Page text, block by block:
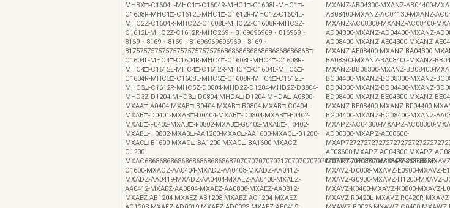
MHBX□-C1604L-MHC1□-C1604R-MHC1□-C1608L-MHC1□-
C1608R-MHC1□-C1612L-MHC1□-C1612R-MHC1Z-C1604L-
MHC2Z-C1604R-MHC2Z-C1608L-MHC2Z-C1608R-MHC2Z-
C1612L-MHC2Z-C1612R-MHC269・8169696969・816969・
8169・8169・8169・81696969696969・8169・
81757575757575757575757575686868686868686868686868□-
C1604L-MHC4□-C1604R-MHC4□-C1608L-MHC4□-C1608R-
MHC4□-C1612L-MHC4□-C1612R-MHC4□-C1604L-MHC5□-
C1604R-MHC5□-C1608L-MHC5□-C1608R-MHC5□-C1612L-
MHC5□-C1612R-MHC5Z-D0804-MHD2Z-D1204-MHD2Z-D0804-
MHD3Z-D1204-MHD3□-D0804-MHDA□-D1204-MHDA□-A0800-
MXAA□-A0404-MXAB□-B0404-MXAB□-B0804-MXAB□-C0404-
MXAB□-D0401-MXAB□-D0404-MXAB□-D0804-MXAB□-E0402-
MXAB□-F0402-MXAB□-F0802-MXAB□-G0402-MXAB□-H0402-
MXAB□-H0802-MXAB□-AA1200-MXAC□-AA1600-MXAC□-B1200-
MXAC□-B1600-MXAC□-BA1200-MXAC□-BA1600-MXACZ-
C1200-
MXAC686868686868686868686868707070707070717070707070707070707070707068686868686868Z-
C1600-MXACZ-AA0404-MXADZ-AA0408-MXADZ-AA0412-
MXADZ-AA0419-MXADZ-AA0404-MXAEZ-AA0408-MXAEZ-
AA0412-MXAEZ-AA0804-MXAEZ-AA0808-MXAEZ-AA0812-
MXAEZ-AB1204-MXAEZ-AB1208-MXAEZ-AC1204-MXAEZ-
MXANZ-AB04300-MXANZ-AB04400-
AB08400-MXANZ-AC04130-MXANZ-
MXANZ-AC08300-MXANZ-AC08400-
AD04300-MXANZ-AD04400-MXANZ-
AD08400-MXANZ-AE04300-MXANZ-
MXANZ-AE08400-MXANZ-BA04300-
BA08300-MXANZ-BA08400-MXANZ-
MXANZ-BB08300-MXANZ-BB08400-
BC04400-MXANZ-BC08300-MXANZ-
BD04300-MXANZ-BD04400-MXANZ-
BD08400-MXANZ-BE04300-MXANZ-
MXANZ-BE08400-MXANZ-BF04400-
BG04400-MXANZ-BG08400-MXANZ-
MXAPZ-AC04300-MXAPZ-AC08300-
AD08300-MXAPZ-AE08600-
AF08600-MXAPZ-AG04300-MXAPZ-
MXAPZ-AH08300-MXAPZ-A0018-
MXAVZ-D0008-MXAVZ-E0900-MXAVZ-
MXAVZ-G0900-MXAVZ-H1200-MXAVZ-
MXAVZ-K0400-MXAVZ-K0800-MXAVZ-
MXAVZ-R0420L-MXAVZ-R0420R-